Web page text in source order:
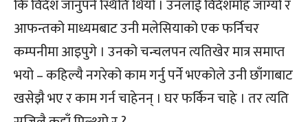
कि विदेश जानुपर्ने स्थिति थियो । उनलाई विदेशमोह जाग्यो र
आफन्तको माध्यमबाट उनी मलेसियाको एक फर्निचर
कम्पनीमा आइपुगे । उनको चन्चलपन त्यतिखेर मात्र समाप्त
भयो – कहिल्यै नगरेको काम गर्नु पर्ने भएकोले उनी छाँगाबाट
खसेझै भए र काम गर्न चाहेनन् । घर फर्किन चाहे । तर त्यति